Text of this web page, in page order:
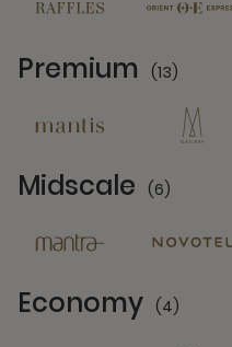
Premium (13)
Midscale (6)
Economy (4)